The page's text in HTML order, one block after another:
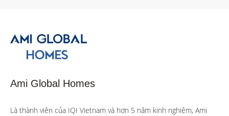
Ami Global Homes
Là thành viên của IQI Vietnam và hơn 5 năm kinh nghiệm, Ami